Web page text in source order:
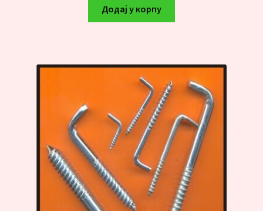
Додај у корпу